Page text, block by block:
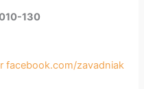
130
facebook.com/zavadniak